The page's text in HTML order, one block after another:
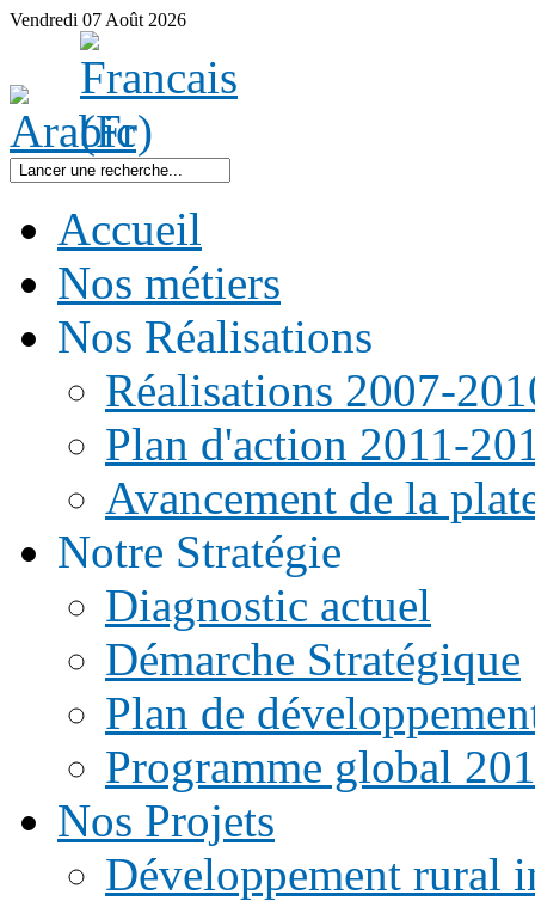
Vendredi 07 Août 2026
Accueil
Nos métiers
Nos Réalisations
Réalisations 2007-
Plan d'action 2011-
Avancement de la
Notre Stratégie
Diagnostic actuel
Démarche Stratégique
Plan de
Programme global
Nos Projets
Développement rural